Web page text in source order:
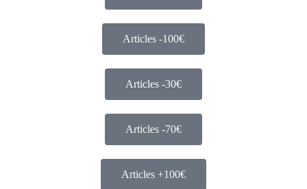
Articles -100€
Articles -30€
Articles -70€
Articles +100€